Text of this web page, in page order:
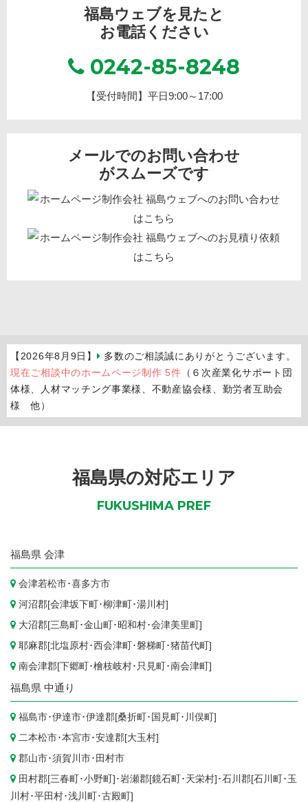
福島ウェブを見たと
お電話ください
0242-85-8248
【受付時間】平日9:00～17:00
メールでのお問い合わせ
がスムーズです
【2026年8月9日】
多数のご相談誠にありがとうございます。
現在ご相談中のホームページ制作 5件 （６次産業化サポート団
体様、人材マッチング事業様、不動産協会様、勤労者互助会
様 他）
福島県の対応エリア
FUKUSHIMA PREF
福島県 会津
会津若松市･喜多方市
河沼郡[会津坂下町･柳津町･湯川村]
大沼郡[三島町･金山町･ 昭和村･会津美里町]
耶麻郡[北塩原村･西会津町･磐梯町･猪苗代町]
南会津郡[下郷町･檜枝岐村･ 只見町･南会津町]
福島県 中通り
福島市･伊達市･伊達郡[桑折町･ 国見町･ 川俣町]
二本松市･本宮市･安達郡[大玉村]
郡山市･須賀川市･ 田村市
田村郡[三春町･小野町]･岩瀬郡[鏡石町･ 天栄村]･石川郡[石川町･ 玉
川村･平田村･浅川町･古殿町]